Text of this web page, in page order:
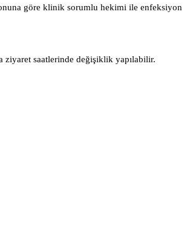
göre klinik sorumlu hekimi ile enfeksiyon
ziyaret saatlerinde değişiklik yapılabilir.